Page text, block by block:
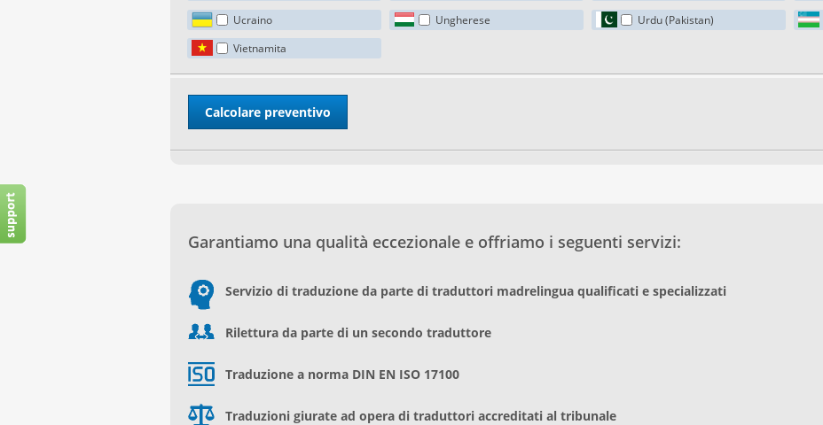
Ucraino
Ungherese Urdu (Pakistan)
Vietnamita
Garantiamo una qualità eccezionale e offriamo i seguenti servizi:
Servizio di traduzione da parte di traduttori madrelingua qualificati e specializzati
Rilettura da parte di un secondo traduttore
Traduzione a norma DIN EN ISO 17100
Traduzioni giurate ad opera di traduttori accreditati al tribunale